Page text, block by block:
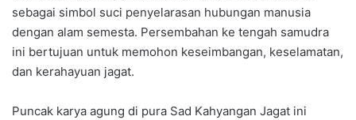
sebagai simbol suci penyelarasan hubungan manusia
dengan alam semesta. Persembahan ke tengah samudra
ini bertujuan untuk memohon keseimbangan, keselamatan,
dan kerahayuan jagat.
Puncak karya agung di pura Sad Kahyangan Jagat ini